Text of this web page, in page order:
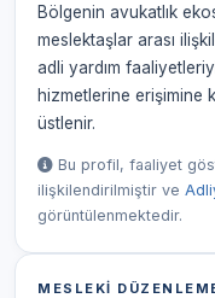
Bölgenin avukatlık
meslektaşlar arası
adli yardım
hizmetlerine erişimine
üstlenir.
Bu profil, faaliyet
ilişkilendirilmiştir ve
görüntülenmektedir.
MESLEKI